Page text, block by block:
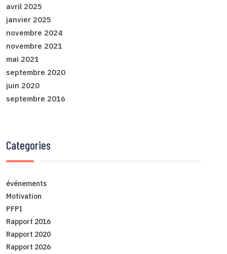
avril 2025
janvier 2025
novembre 2024
novembre 2021
mai 2021
septembre 2020
juin 2020
septembre 2016
Categories
événements
Motivation
PFPI
Rapport 2016
Rapport 2020
Rapport 2026